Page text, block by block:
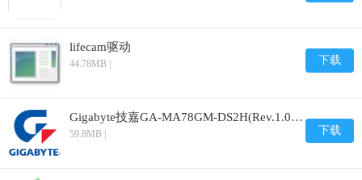
lifecam驱动
44.78MB | 下载
Gigabyte技嘉GA-MA78GM-DS2H(Rev.1.0)主板BIOS
59.8MB | 下载